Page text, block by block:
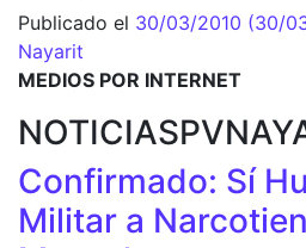
Publicado el 30/03/2010 (30/
Nayarit
MEDIOS POR INTERNET
Confirmado: Sí
Militar a